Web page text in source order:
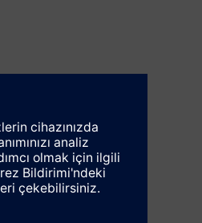
Eğitim ID